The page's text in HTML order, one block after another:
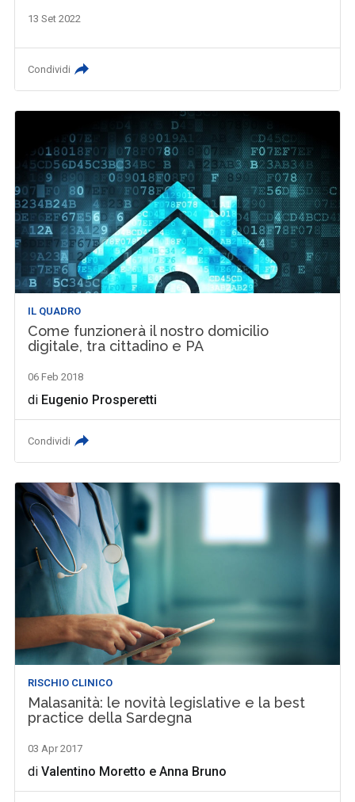
13 Set 2022
Condividi
IL QUADRO
Come funzionerà il nostro domicilio
digitale, tra cittadino e PA
06 Feb 2018
di Eugenio Prosperetti
Condividi
RISCHIO CLINICO
Malasanità: le novità legislative e la best
practice della Sardegna
03 Apr 2017
diValentino Moretto eAnna Bruno